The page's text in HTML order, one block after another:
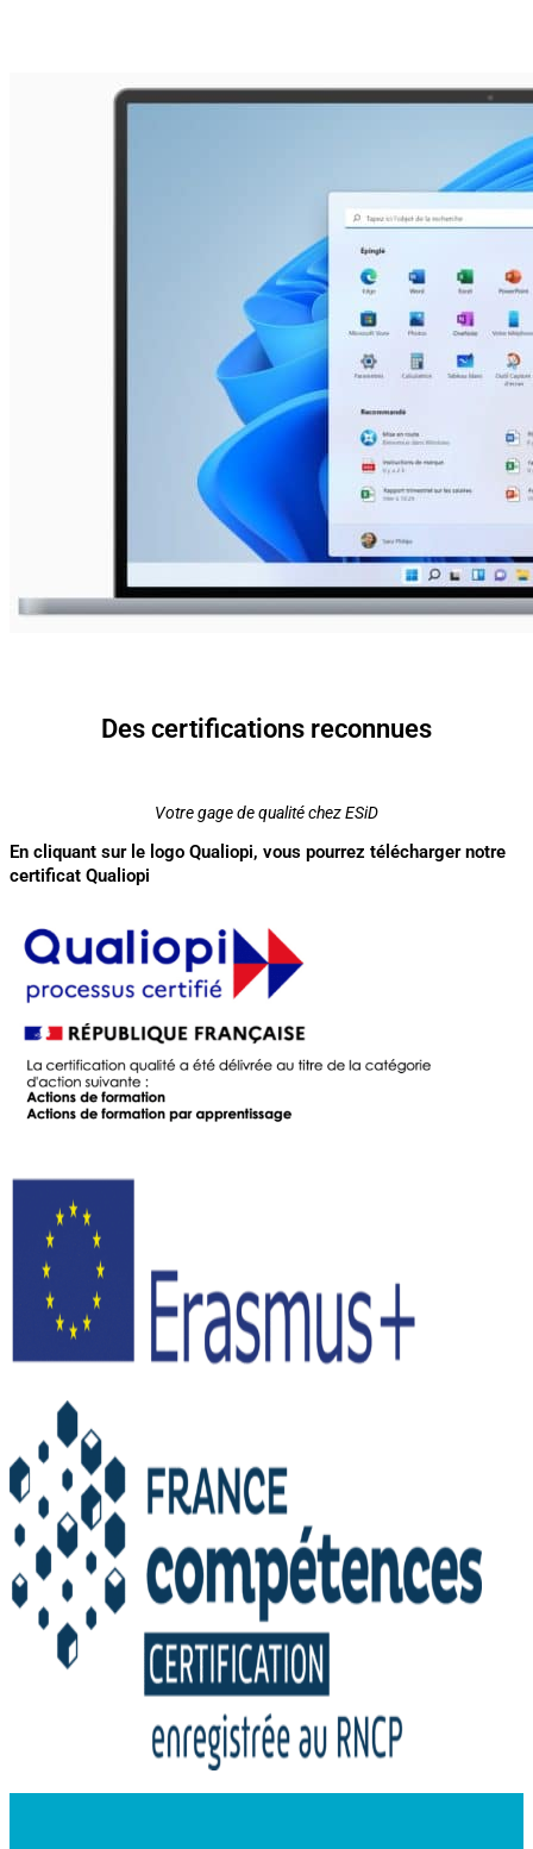
Des certifications reconnues
Votre gage de qualité chez ESiD
En cliquant sur le logo Qualiopi, vous pourrez télécharger notre
certificat Qualiopi